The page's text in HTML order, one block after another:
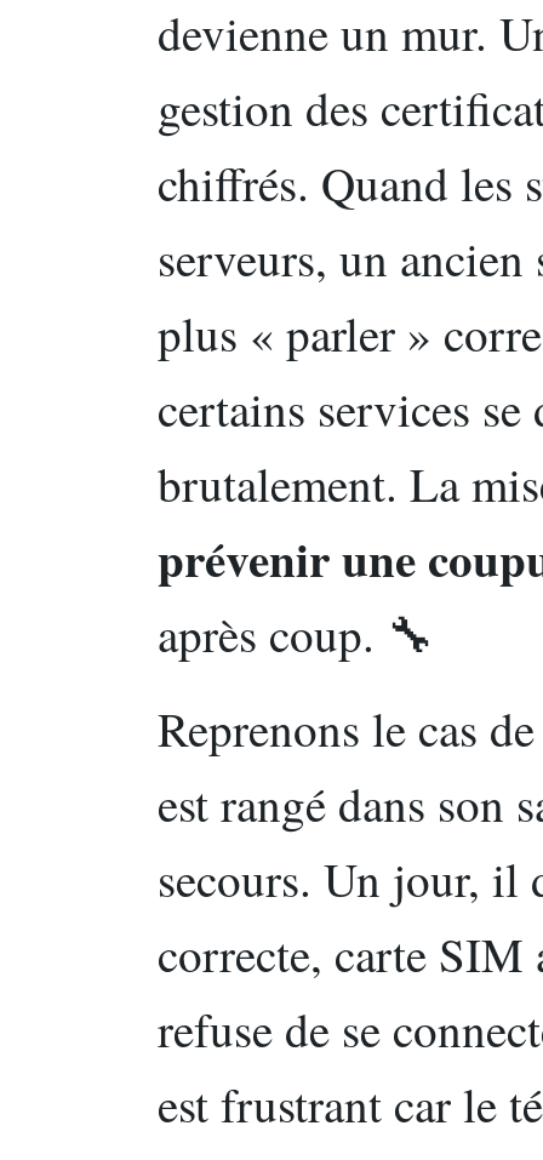
devienne un mur.
gestion des
chiffrés. Quand les
serveurs, un
plus « parler »
certains services
brutalement. La
prévenir une
après coup. 🔧
Reprenons le cas
est rangé dans son
secours. Un jour,
correcte, carte SIM
refuse de se
est frustrant car le